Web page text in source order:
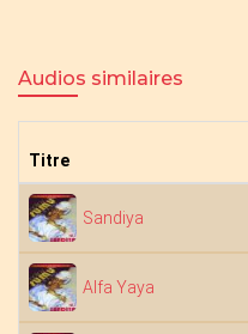
Audios similaires
Titre
Sandiya
Alfa Yaya